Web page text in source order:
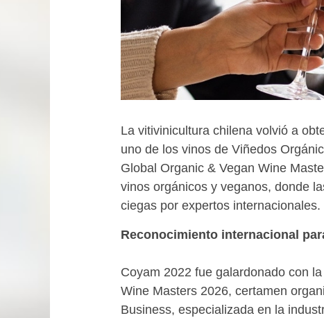
La vitivinicultura chilena volvió a
uno de los vinos de Viñedos
Global Organic & Vegan Wine
vinos orgánicos y veganos, donde
ciegas por expertos internacionales.
Reconocimiento internacional
Coyam 2022 fue galardonado con
Wine Masters 2026, certamen
Business, especializada en la